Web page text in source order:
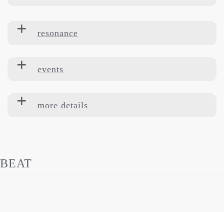
resonance
events
more details
BEAT